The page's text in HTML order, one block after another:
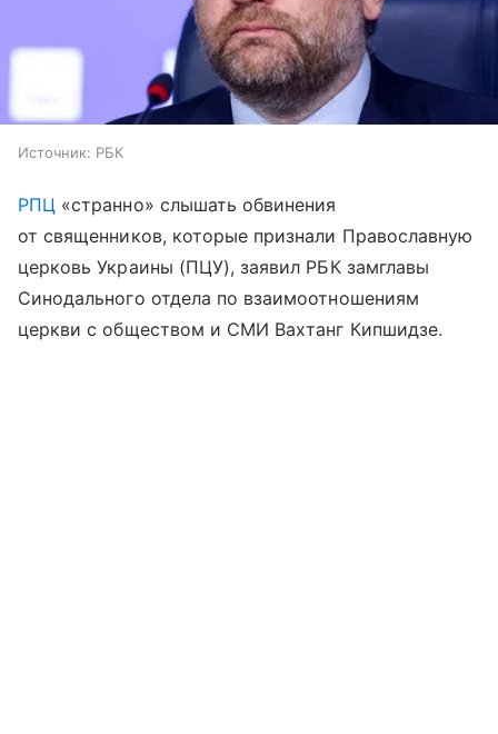
Источник: РБК
РПЦ «странно» слышать обвинения
от священников, которые признали Православную
церковь Украины (ПЦУ), заявил РБК замглавы
Синодального отдела по взаимоотношениям
церкви с обществом и СМИ Вахтанг Кипшидзе.